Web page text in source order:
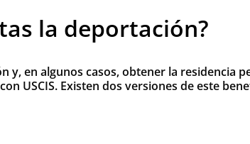
la deportación?
en algunos casos, obtener la residencia
USCIS. Existen dos versiones de este